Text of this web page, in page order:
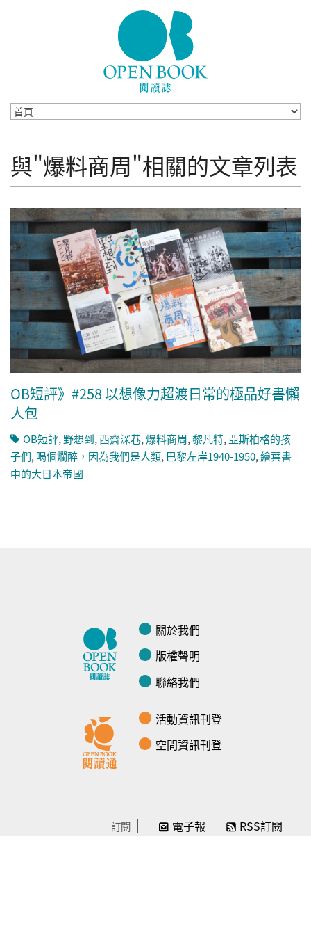
與"爆料商周"相關的文章列表
OB短評》#258 以想像力超渡日常的極品好書懶
人包
OB短評,野想到,西齋深巷,爆料商周,黎凡特,亞斯柏格的孩
子們,喝個爛醉，因為我們是人類, 巴黎左岸1940-1950,繪葉書
中的大日本帝國
關於我們
版權聲明
聯絡我們
活動資訊刊登
空間資訊刊登
訂閱 電子報 RSS訂閱